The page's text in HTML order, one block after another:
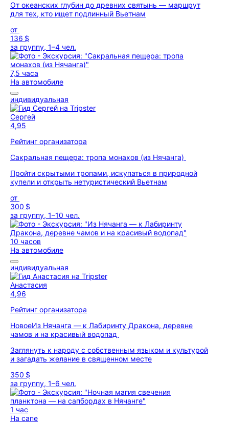
От океанских глубин до древних святынь — маршрут
для тех, кто ищет подлинный Вьетнам
от
136 $
за группу, 1–4 чел.
7,5 часа
На автомобиле
индивидуальная
Сергей
4,95
Рейтинг организатора
Сакральная пещера: тропа монахов (из Нячанга)
Пройти скрытыми тропами, искупаться в природной
купели и открыть нетуристический Вьетнам
от
300 $
за группу, 1–10 чел.
10 часов
На автомобиле
индивидуальная
Анастасия
4,96
Рейтинг организатора
НовоеИз Нячанга — к Лабиринту Дракона, деревне
чамов и на красивый водопад
Заглянуть к народу с собственным языком и культурой
и загадать желание в священном месте
350 $
за группу, 1–6 чел.
1 час
На сапе